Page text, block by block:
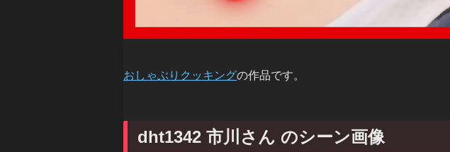
おしゃぶりクッキングの作品です。
dht1342 市川さん のシーン画像